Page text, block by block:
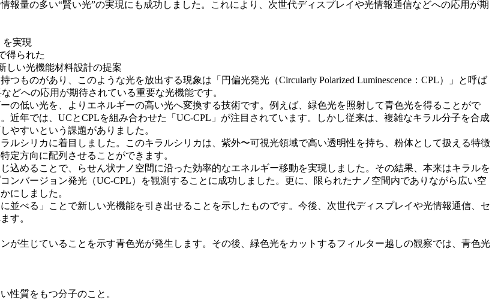
量の多い“賢い光”の実現にも成功しました。これにより、次世代ディスプレイや光情報通信などへの応用が期
実現
得られた
い光機能材料設計の提案
ものがあり、このような光を放出する現象は「円偏光発光（Circularly Polarized Luminescence：CPL）」と呼ば
どへの応用が期待されている重要な光機能です。
の低い光を、よりエネルギーの高い光へ変換する技術です。例えば、緑色光を照射して青色光を得ることがで
近年では、UCとCPLを組み合わせた「UC-CPL」が注目されています。しかし従来は、複雑なキラル分子を合成
やすいという課題がありました。
シリカに着目しました。このキラルシリカは、紫外〜可視光領域で高い透明性を持ち、粉体として扱える特徴
定方向に配列させることができます。
めることで、らせん状ナノ空間に沿った効率的なエネルギー移動を実現しました。その結果、本来はキラルを
ンバージョン発光（UC-CPL）を観測することに成功しました。更に、限られたナノ空間内でありながら広い空
にしました。
べる」ことで新しい光機能を引き出せることを示したものです。今後、次世代ディスプレイや光情報通信、セ
す。
生じていることを示す青色光が発生します。その後、緑色光をカットするフィルター越しの観察では、青色光
性質をもつ分子のこと。